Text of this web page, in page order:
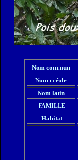
Nom commun
Nom créole
Nom latin
FAMILLE
Habitat